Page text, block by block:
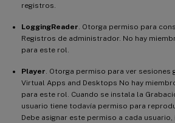
registros.
LoggingReader . Otorga permiso para
Registros de administrador. No hay
para este rol.
Player . Otorga permiso para ver sesiones
Virtual Apps and Desktops No hay
para este rol. Cuando se instala la
usuario tiene todavía permiso para
Debe asignar este permiso a cada usuario,